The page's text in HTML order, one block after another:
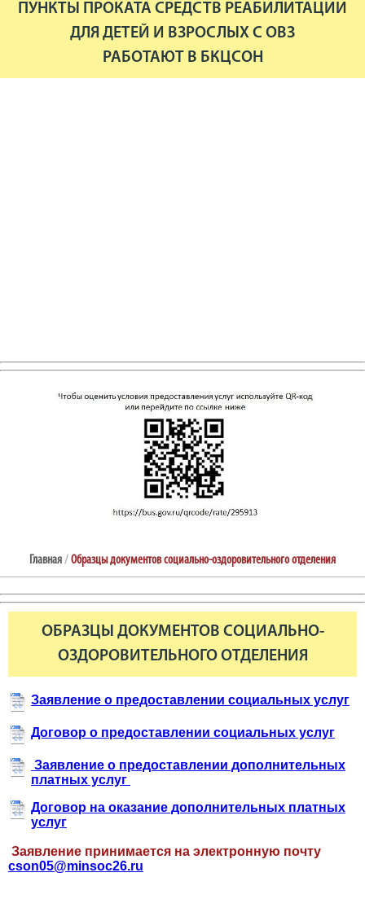
ПУНКТЫ ПРОКАТА СРЕДСТВ РЕАБИЛИТАЦИИ
ДЛЯ ДЕТЕЙ И ВЗРОСЛЫХ С ОВЗ
РАБОТАЮТ В БКЦСОН
Главная/Образцы документов социально-оздоровительного отделения
ОБРАЗЦЫ ДОКУМЕНТОВ СОЦИАЛЬНО-
ОЗДОРОВИТЕЛЬНОГО ОТДЕЛЕНИЯ
Заявление о предоставлении социальных услуг
Договор о предоставлении социальных услуг
Заявление о предоставлении дополнительных
платных услуг
Договор на оказание дополнительных платных
услуг
Заявление принимается на электронную почту
cson05@minsoc26.ru